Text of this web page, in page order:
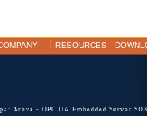
RESOURCES
Areva - OPC UA Embedded Server